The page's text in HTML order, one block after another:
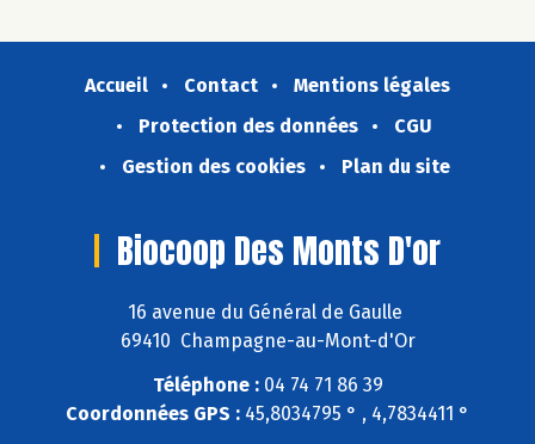
Accueil Contact
Mentions légales
Protection des données
CGU
Gestion des cookies
Plan du site
Biocoop Des Monts D'or
16 avenue du Général de Gaulle
69410 Champagne-au-Mont-d'Or
Téléphone :04 74 71 86 39
Coordonnées GPS : 45,8034795 ° , 4,7834411 °